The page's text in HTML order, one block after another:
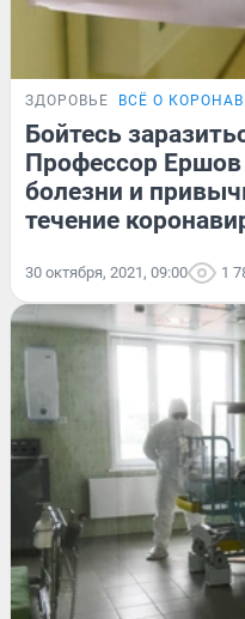
ЗДОРОВЬЕ ВСЁ О
Бойтесь
Профессор
болезни и
течение
30 октября, 2021, 09:00 1